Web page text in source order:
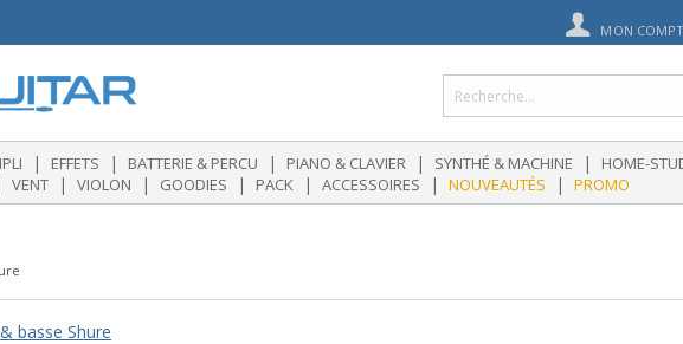
MON
| EFFETS | BATTERIE & PERCU | PIANO & CLAVIER | SYNTHÉ & MACHINE | HOME-
VENT | VIOLON | GOODIES | PACK | ACCESSOIRES | NOUVEAUTÉS | PROMO
basse Shure